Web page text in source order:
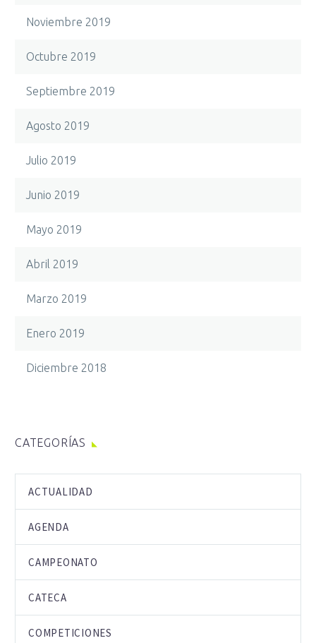
Noviembre 2019
Octubre 2019
Septiembre 2019
Agosto 2019
Julio 2019
Junio 2019
Mayo 2019
Abril 2019
Marzo 2019
Enero 2019
Diciembre 2018
CATEGORÍAS
ACTUALIDAD
AGENDA
CAMPEONATO
CATECA
COMPETICIONES